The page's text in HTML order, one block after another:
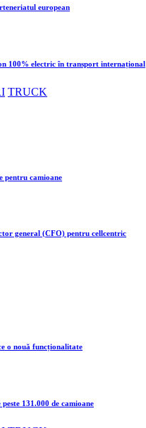
european
100% electric în transport internațional
TRUCK
pentru camioane
general (CFO) pentru cellcentric
o nouă funcționalitate
131.000 de camioane